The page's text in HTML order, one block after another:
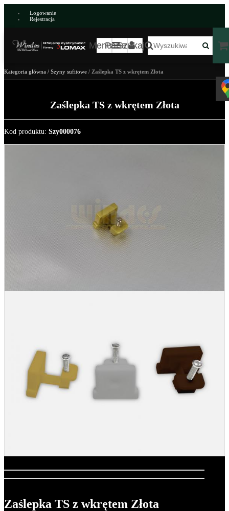
Logowanie
Rejestracja
MenuPanelSzukaj
Kategoria główna / Szyny sufitowe / Zaślepka TS z wkrętem Złota
Zaślepka TS z wkrętem Złota
Kod produktu: Szy000076
Zaślepka TS z wkrętem Złota